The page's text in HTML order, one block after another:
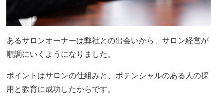
あるサロンオーナーは弊社との出会いから、サロン経営が
順調にいくようになりました。
ポイントはサロンの仕組みと、ポテンシャルのある人の採
用と教育に成功したからです。